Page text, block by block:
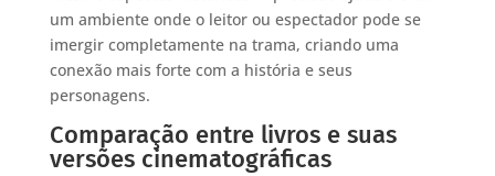
um ambiente onde o leitor ou espectador pode se
imergir completamente na trama, criando uma
conexão mais forte com a história e seus
personagens.
Comparação entre livros e suas
versões cinematográficas